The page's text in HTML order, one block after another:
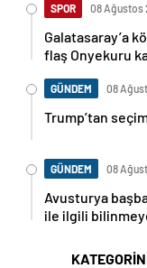
SPOR 08 Ağustos
Galatasaray’a
flaş Onyekuru
GÜNDEM 08
Trump’tan
GÜNDEM 08
Avusturya
ile ilgili